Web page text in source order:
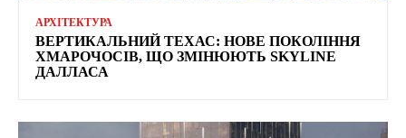
АРХІТЕКТУРА
ВЕРТИКАЛЬНИЙ ТЕХАС: НОВЕ ПОКОЛІННЯ
ХМАРОЧОСІВ, ЩО ЗМІНЮЮТЬ SKYLINE
ДАЛЛАСА